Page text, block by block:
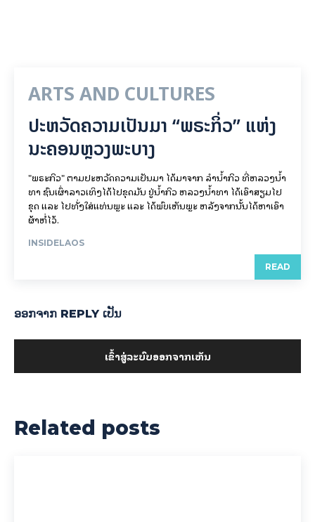
ARTS AND CULTURES
ປະຫວັດຄວາມເປັນມາ “ພຣະກິ່ວ” ແຫ່ງ
ນະຄອນຫຼວງພະບາງ
"ພຣະກິວ" ຕາມປະຫວັດຄວາມເປັນມາ ໄດ້ມາຈາກ ລຳນ້ຳກິວ ທີ່ຫລວງນ້ຳ
ທາ ຊົນເຜົ່າລາວເທິງໄດ້ໄປຂຸດມັນ ຢູ່ນ້ຳກິວ ຫລວງນ້ຳທາ ໄດ້ເອົາສຽມໄປ
ຂຸດ ແລະ ໄປທັ່ງໃສ່ແທ່ນພຼະ ແລະ ໄດ້ພົບເຫັນພຼະ ຫລັງຈາກນັ້ນໄດ້ຫາເອົາ
ຜ້າຫໍ່ໄວ້.
INSIDELAOS
READ
ອອກ​ຈາກ REPLY ເປັນ
ເຂົ້າ​ສູ່​ລະ​ບົບ​ອອກ​ຈາກ​ເຫັນ
Related posts